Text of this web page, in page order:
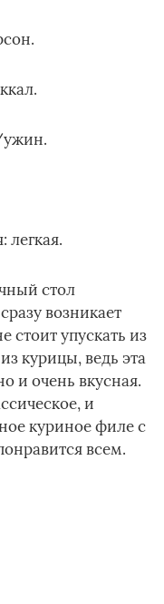
ужин.
легкая.
стол
возникает
стоит упускать из
курицы, ведь эта
и очень вкусная.
и
куриное филе с
всем.